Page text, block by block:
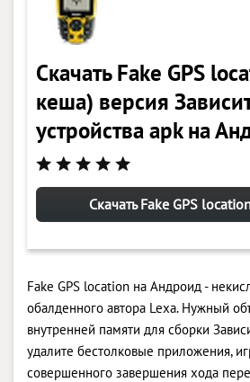
Скачать Fake GPS
кеша) версия
устройства apk на
Скачать Fake GPS
Fake GPS location на Андроид -
обалденного автора Lexa. Нужный
внутренней памяти для сборки
удалите бестолковые приложения,
совершенного завершения хода